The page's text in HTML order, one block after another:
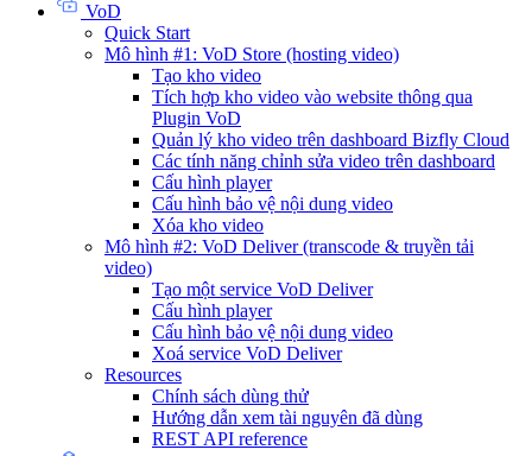
VoD
Quick Start
Mô hình #1: VoD Store (hosting video)
Tạo kho video
Tích hợp kho video vào website thông qua
Plugin VoD
Quản lý kho video trên dashboard Bizfly Cloud
Các tính năng chỉnh sửa video trên dashboard
Cấu hình player
Cấu hình bảo vệ nội dung video
Xóa kho video
Mô hình #2: VoD Deliver (transcode & truyền tải
video)
Tạo một service VoD Deliver
Cấu hình player
Cấu hình bảo vệ nội dung video
Xoá service VoD Deliver
Resources
Chính sách dùng thử
Hướng dẫn xem tài nguyên đã dùng
REST API reference